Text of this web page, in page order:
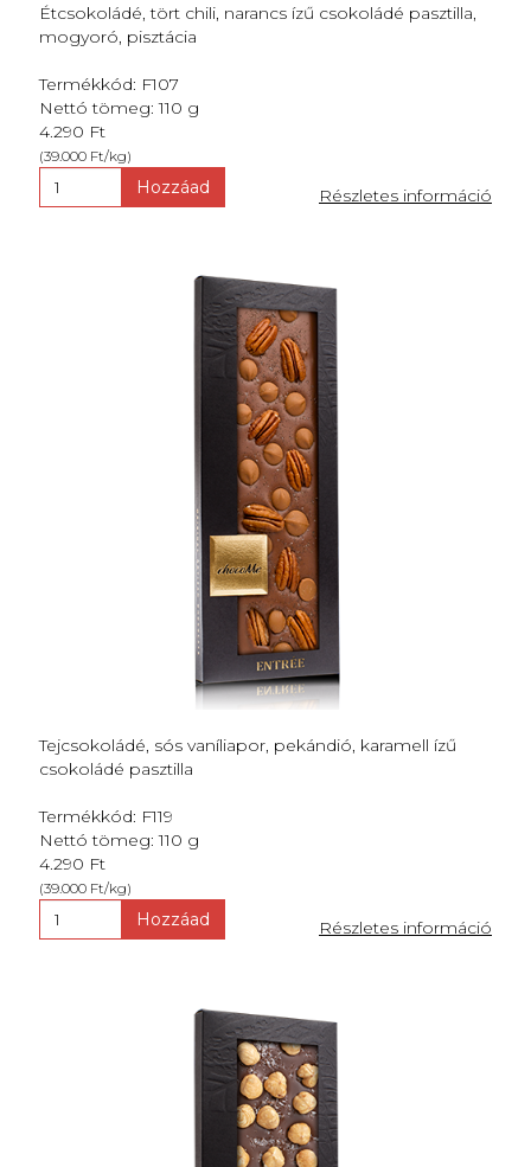
Étcsokoládé, tört chili, narancs ízű csokoládé pasztilla,
mogyoró, pisztácia
Termékkód: F107
Nettó tömeg: 110 g
4.290 Ft
(39.000 Ft/kg)
Hozzáad Részletes információ
Tejcsokoládé, sós vaníliapor, pekándió, karamell ízű
csokoládé pasztilla
Termékkód: F119
Nettó tömeg: 110 g
4.290 Ft
(39.000 Ft/kg)
Hozzáad Részletes információ